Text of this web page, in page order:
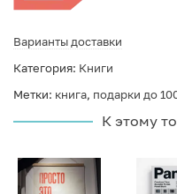
Варианты доставки
Категория: Книги
Метки: книга, подарки до
К этому